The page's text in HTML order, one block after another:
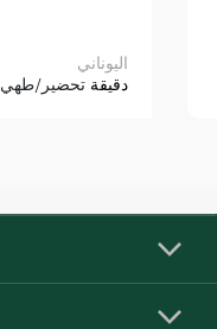
اليوناني
دقيقة تحضير/طهي